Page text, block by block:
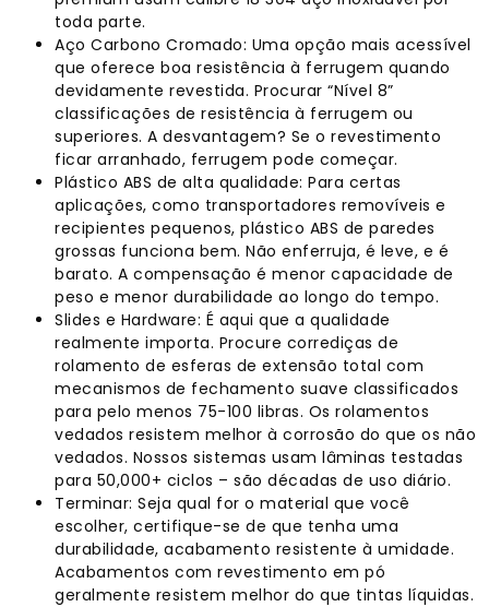
toda parte.
Aço Carbono Cromado: Uma opção mais acessível
que oferece boa resistência à ferrugem quando
devidamente revestida. Procurar “Nível 8”
classificações de resistência à ferrugem ou
superiores. A desvantagem? Se o revestimento
ficar arranhado, ferrugem pode começar.
Plástico ABS de alta qualidade: Para certas
aplicações, como transportadores removíveis e
recipientes pequenos, plástico ABS de paredes
grossas funciona bem. Não enferruja, é leve, e é
barato. A compensação é menor capacidade de
peso e menor durabilidade ao longo do tempo.
Slides e Hardware: É aqui que a qualidade
realmente importa. Procure corrediças de
rolamento de esferas de extensão total com
mecanismos de fechamento suave classificados
para pelo menos 75-100 libras. Os rolamentos
vedados resistem melhor à corrosão do que os não
vedados. Nossos sistemas usam lâminas testadas
para 50,000+ ciclos – são décadas de uso diário.
Terminar: Seja qual for o material que você
escolher, certifique-se de que tenha uma
durabilidade, acabamento resistente à umidade.
Acabamentos com revestimento em pó
geralmente resistem melhor do que tintas líquidas.